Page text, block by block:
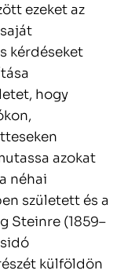
ezeket az
kérdéseket
hogy
azokat
néhai
született és a
Steinre (1859–
külföldön